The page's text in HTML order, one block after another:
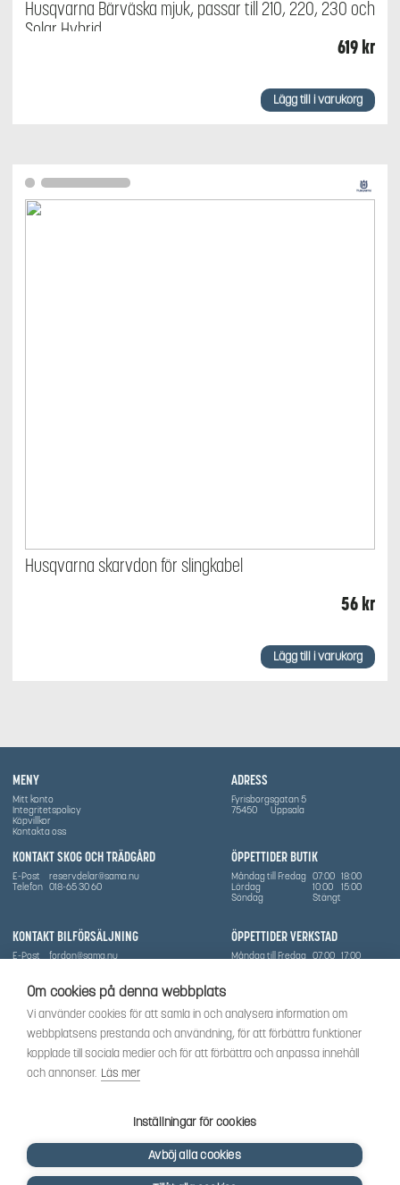
Om cookies på denna webbplats
Vi använder cookies för att samla in och analysera information om
webbplatsens prestanda och användning, för att förbättra funktioner
kopplade till sociala medier och för att förbättra och anpassa innehåll
och annonser. Läs mer
Inställningar för cookies
Avböj alla cookies
Husqvarna Bärväska mjuk, passar till 210, 220, 230 och
Solar Hybrid
619kr
Lägg till i varukorg
Husqvarna skarvdon för slingkabel
56kr
Lägg till i varukorg
MENY
Mitt konto
Integritetspolicy
Köpvillkor
Kontakta oss
ÖPPETTIDER BUTIK
Måndag till Fredag 07:00 18:00
Lördag
10:00
15:00
Söndag
Stängt
ÖPPETTIDER VERKSTAD
Måndag till Fredag 07:00 17:00
ADRESS
Fyrisborgsgatan 5
75450
Uppsala
KONTAKT SKOG OCH TRÄDGÅRD
E-Post
reservdelar@sama.nu
Telefon 018-65 30 60
KONTAKT BILFÖRSÄLJNING
E-Post
fordon@sama.nu
Vi har sedan 1970-talet levererat skog-och trädgårdsprodukter till Uppsala med omnejd. Vi
har idag även ett brett utbud av dessa produkter samt BRP:s produktsortiment, gällande
Can-Am, Sea-Doo.
Vi är certifierad serviceverkstad.
SOCIALT